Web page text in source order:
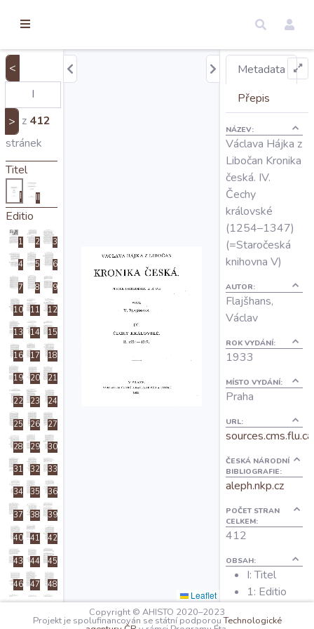
Úvod
Edice
Regesty
Mapy
O projektu
Autoři
Nápověda
<
> z 412
stránek
Titel
I II
Editio
1 2 3
4 5 6
7 8 9
10 11 12
13 14 15
16 17 18
19 20 21
22 23 24
25 26 27
28 29 30
31 32 33
34 35 36
37 38 39
40 41 42
43 44 45
46 47 48
Leaflet
Metadata
Přepis
NÁZEV:
Václava Hájka z
Libočan Kronika
česká. IV.
Čechy
královské
(1254–1347)
(=Staročeská
knihovna V)
AUTOR:
Flajšhans,
Václav
ROK VYDÁNÍ:
1933
MÍSTO VYDÁNÍ:
Praha
URL:
ČESKÁ NÁRODNÍ
BIBLIOGRAFIE:
aleph.nkp.cz
POČET STRAN
CELKEM:
412
OBSAH:
I: Titel
1: Editio
Copyright © AHISTO 2020–2023
Projekt je spolufinancován se státní podporouTechnologické